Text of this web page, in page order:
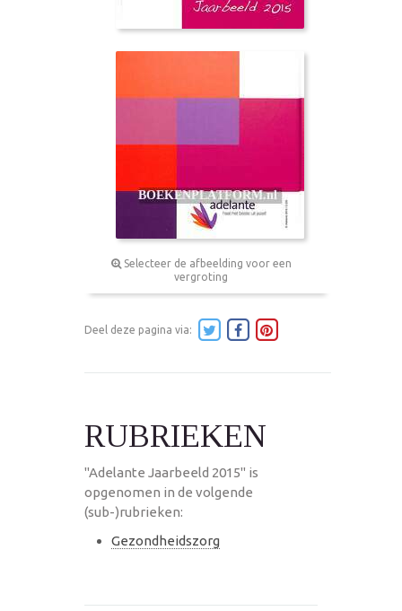
Selecteer de afbeelding voor een
vergroting
Deel deze pagina via:
RUBRIEKEN
"Adelante Jaarbeeld 2015" is
opgenomen in de volgende
(sub-)rubrieken:
Gezondheidszorg